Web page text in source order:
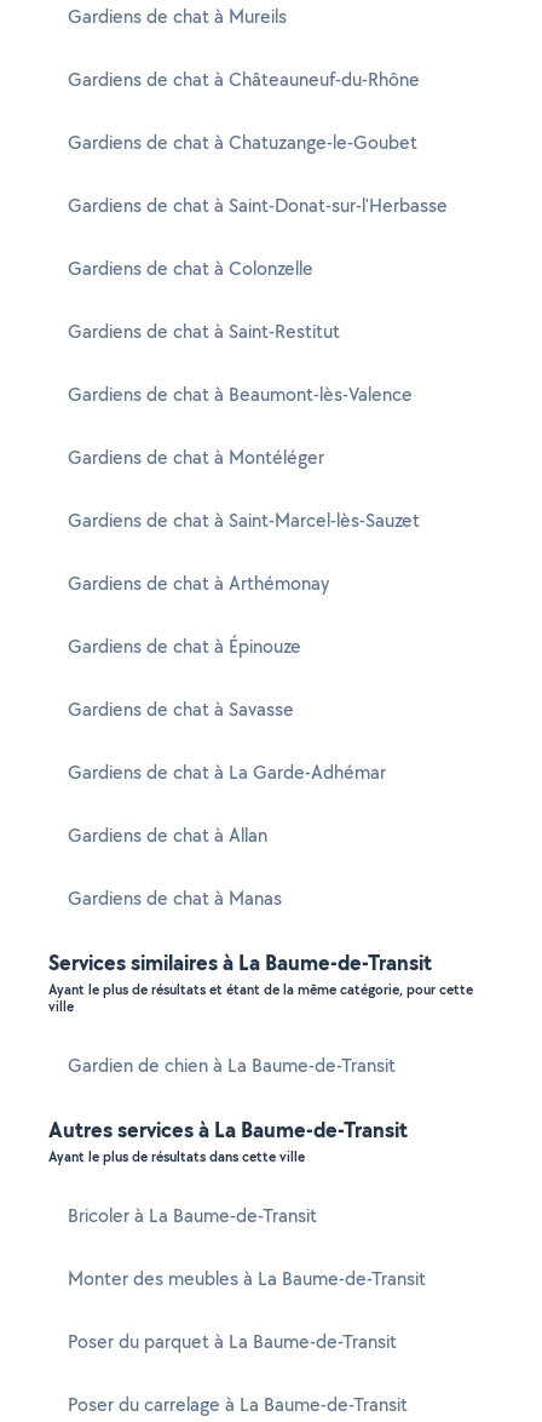
Gardiens de chat à Mureils
Gardiens de chat à Châteauneuf-du-Rhône
Gardiens de chat à Chatuzange-le-Goubet
Gardiens de chat à Saint-Donat-sur-l'Herbasse
Gardiens de chat à Colonzelle
Gardiens de chat à Saint-Restitut
Gardiens de chat à Beaumont-lès-Valence
Gardiens de chat à Montéléger
Gardiens de chat à Saint-Marcel-lès-Sauzet
Gardiens de chat à Arthémonay
Gardiens de chat à Épinouze
Gardiens de chat à Savasse
Gardiens de chat à La Garde-Adhémar
Gardiens de chat à Allan
Gardiens de chat à Manas
Services similaires à La Baume-de-Transit
Ayant le plus de résultats et étant de la même catégorie, pour cette
ville
Gardien de chien à La Baume-de-Transit
Autres services à La Baume-de-Transit
Ayant le plus de résultats dans cette ville
Bricoler à La Baume-de-Transit
Monter des meubles à La Baume-de-Transit
Poser du parquet à La Baume-de-Transit
Poser du carrelage à La Baume-de-Transit